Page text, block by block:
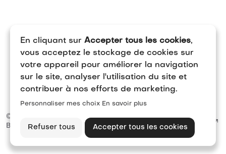
© 2026
Beehelpd'utilisation
légales
cookies
En cliquant sur Accepter tous les cookies,
vous acceptez le stockage de cookies sur
votre appareil pour améliorer la navigation
sur le site, analyser l'utilisation du site et
contribuer à nos efforts de marketing.
Personnaliser mes choix En savoir plus
Refuser tous Accepter tous les cookies